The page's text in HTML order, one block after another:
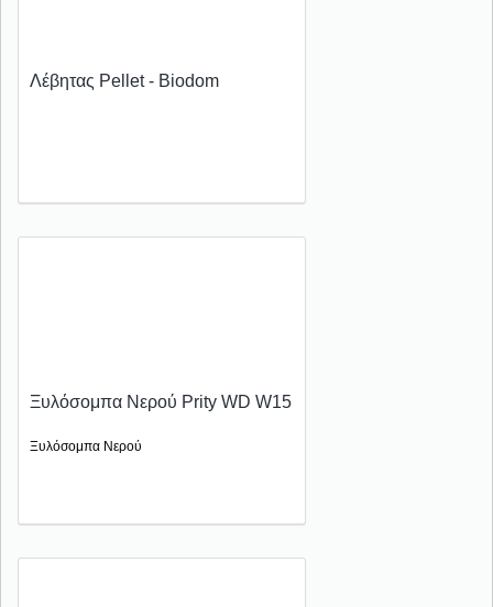
Λέβητας Pellet - Biodom
Ξυλόσομπα Νερού Prity WD W15
Ξυλόσομπα Νερού